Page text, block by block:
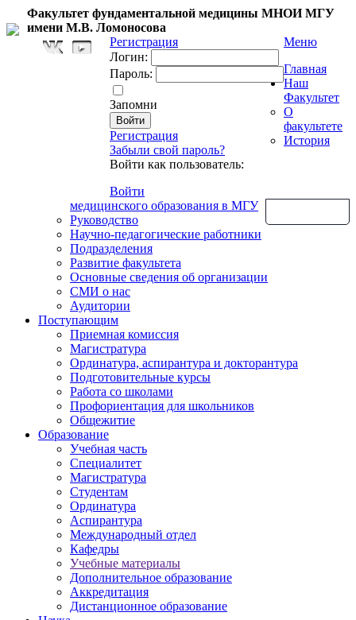
Факультет фундаментальной медицины МНОИ МГУ
имени М.В. Ломоносова
Регистрация
Логин:
Пароль:
Запомни
Регистрация
Забыли свой пароль?
Войти как пользователь:
Войти
Меню
Главная
Наш
Факультет
О
факультете
История
медицинского образования в МГУ
Руководство
Научно-педагогические работники
Подразделения
Развитие факультета
Основные сведения об организации
СМИ о нас
Аудитории
Поступающим
Приемная комиссия
Магистратура
Ординатура, аспирантура и докторантура
Подготовительные курсы
Работа со школами
Профориентация для школьников
Общежитие
Образование
Учебная часть
Специалитет
Магистратура
Студентам
Ординатура
Аспирантура
Международный отдел
Кафедры
Учебные материалы
Дополнительное образование
Аккредитация
Дистанционное образование